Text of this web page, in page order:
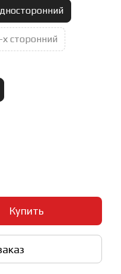
сторонний
Купить